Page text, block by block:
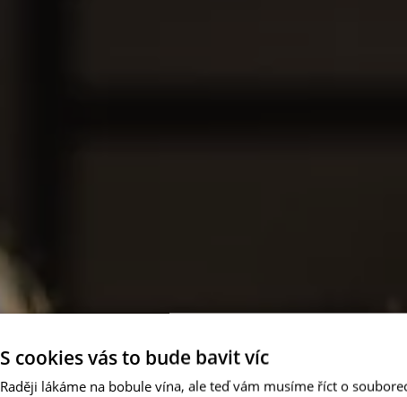
S cookies vás to bude bavit víc
Raději lákáme na bobule vína, ale teď vám musíme říct o